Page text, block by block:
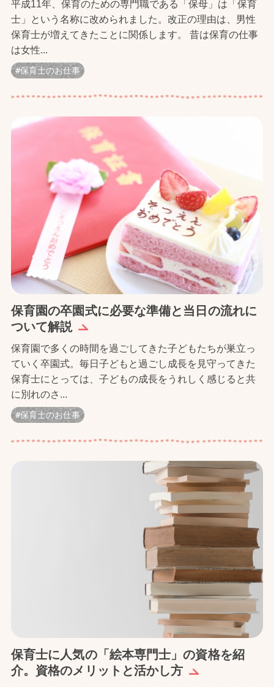
平成11年、保育のための専門職である「保母」は「保育
士」という名称に改められました。改正の理由は、男性
保育士が増えてきたことに関係します。 昔は保育の仕事
は女性...
保育士のお仕事
保育園の卒園式に必要な準備と当日の流れに
ついて解説
保育園で多くの時間を過ごしてきた子どもたちが巣立っ
ていく卒園式。毎日子どもと過ごし成長を見守ってきた
保育士にとっては、子どもの成長をうれしく感じると共
に別れのさ...
保育士のお仕事
保育士に人気の「絵本専門士」の資格を紹
介。資格のメリットと活かし方